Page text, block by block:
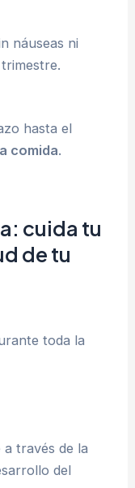
náuseas ni
hasta el
comida.
cuida tu
de tu
toda la
través de la
del